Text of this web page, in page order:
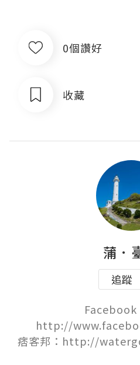
0個讚好
收藏
蒲．
追蹤
Facebook
http://
痞客邦：http://